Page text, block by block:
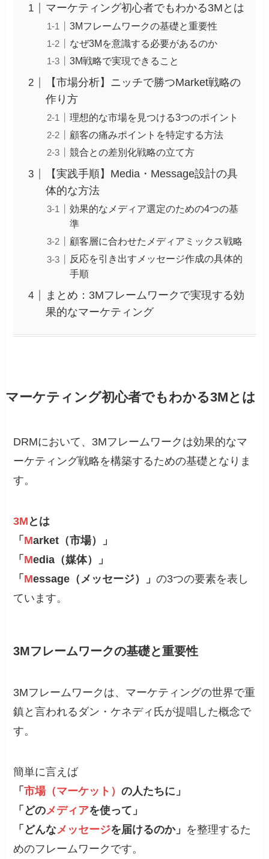
マーケティング初心者でもわかる3Mとは
3Mフレームワークの基礎と重要性
なぜ3Mを意識する必要があるのか
3M戦略で実現できること
【市場分析】ニッチで勝つMarket戦略の
作り方
理想的な市場を見つける3つのポイント
顧客の痛みポイントを特定する方法
競合との差別化戦略の立て方
【実践手順】Media・Message設計の具
体的な方法
効果的なメディア選定のための4つの基
準
顧客層に合わせたメディアミックス戦略
反応を引き出すメッセージ作成の具体的
手順
まとめ：3Mフレームワークで実現する効
果的なマーケティング
マーケティング初心者でもわかる3Mとは
DRMにおいて、3Mフレームワークは効果的なマ
ーケティング戦略を構築するための基礎となりま
す。
3M とは
「 Market（市場）」
「 Media（媒体）」
「 Message（メッセージ）」の3つの要素を表し
ています。
3Mフレームワークの基礎と重要性
3Mフレームワークは、マーケティングの世界で重
鎮と言われるダン・ケネディ氏が提唱した概念で
す。
簡単に言えば
「市場（マーケット）の人たちに」
「どのメディアを使って」
「どんなメッセージを届けるのか」 を整理するた
めのフレームワークです。